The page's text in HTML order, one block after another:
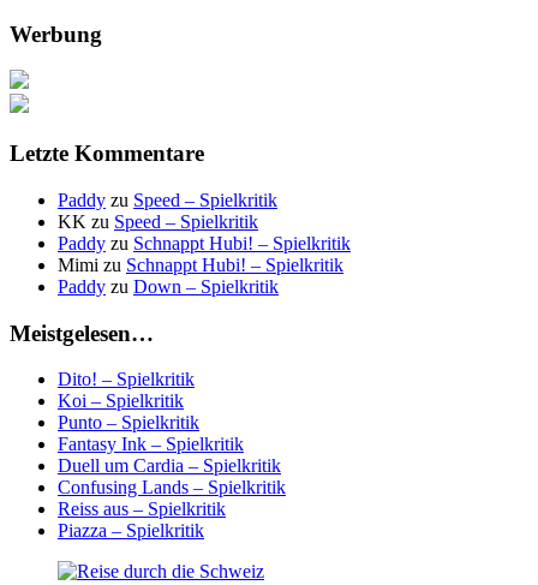
Werbung
Letzte Kommentare
Paddy zu Speed – Spielkritik
KK zu Speed – Spielkritik
Paddy zu Schnappt Hubi! – Spielkritik
Mimi zu Schnappt Hubi! – Spielkritik
Paddy zu Down – Spielkritik
Meistgelesen…
Dito! – Spielkritik
Koi – Spielkritik
Punto – Spielkritik
Fantasy Ink – Spielkritik
Duell um Cardia – Spielkritik
Confusing Lands – Spielkritik
Reiss aus – Spielkritik
Piazza – Spielkritik